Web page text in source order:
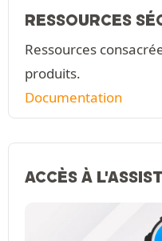
RESSOURCES
Ressources
produits.
Documentation
ACCÈS À